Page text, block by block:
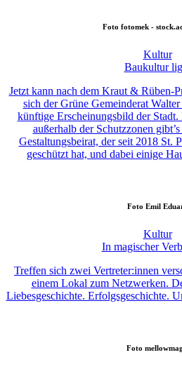
Foto fotomek -
Kultur
Baukultur
Jetzt kann nach dem Kraut & Rüben-
sich der Grüne Gemeinderat
künftige Erscheinungsbild der
außerhalb der Schutzzonen
Gestaltungsbeirat, der seit 2018 St.
geschützt hat, und dabei einige
Foto Emil
Kultur
In magischer
Treffen sich zwei Vertreter:innen
einem Lokal zum Netzwerken.
Liebesgeschichte. Erfolgsgeschichte.
Foto